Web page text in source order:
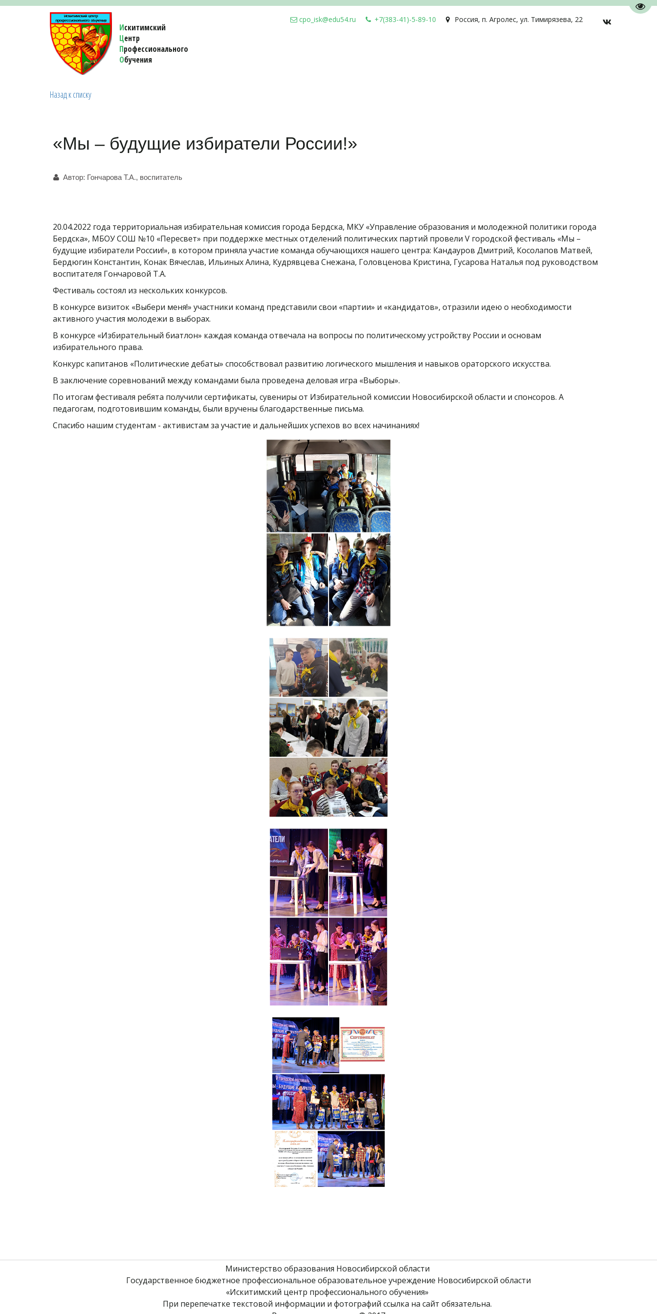
Искитимский
Центр
Профессионального
Обучения
Россия, п. Агролес, ул. Тимирязева, 22
+7(383-41)-5-89-10
cpo_isk@edu54.ru
Назад к списку
«Мы – будущие избиратели России!»
Автор: Гончарова Т.А., воспитатель
20.04.2022 года территориальная избирательная комиссия города Бердска, МКУ «Управление образования и молодежной политики города
Бердска», МБОУ СОШ №10 «Пересвет» при поддержке местных отделений политических партий провели V городской фестиваль «Мы –
будущие избиратели России!», в котором приняла участие команда обучающихся нашего центра: Кандауров Дмитрий, Косолапов Матвей,
Бердюгин Константин, Конак Вячеслав, Ильиных Алина, Кудрявцева Снежана, Головценова Кристина, Гусарова Наталья под руководством
воспитателя Гончаровой Т.А.
Фестиваль состоял из нескольких конкурсов.
В конкурсе визиток «Выбери меня!» участники команд представили свои «партии» и «кандидатов», отразили идею о необходимости
активного участия молодежи в выборах.
В конкурсе «Избирательный биатлон» каждая команда отвечала на вопросы по политическому устройству России и основам
избирательного права.
Конкурс капитанов «Политические дебаты» способствовал развитию логического мышления и навыков ораторского искусства.
В заключение соревнований между командами была проведена деловая игра «Выборы».
По итогам фестиваля ребята получили сертификаты, сувениры от Избирательной комиссии Новосибирской области и спонсоров. А
педагогам, подготовившим команды, были вручены благодарственные письма.
Спасибо нашим студентам - активистам за участие и дальнейших успехов во всех начинаниях!
Министерство образования Новосибирской области
Государственное бюджетное профессиональное образовательное учреждение Новосибирской области
«Искитимский центр профессионального обучения»
При перепечатке текстовой информации и фотографий ссылка на сайт обязательна.